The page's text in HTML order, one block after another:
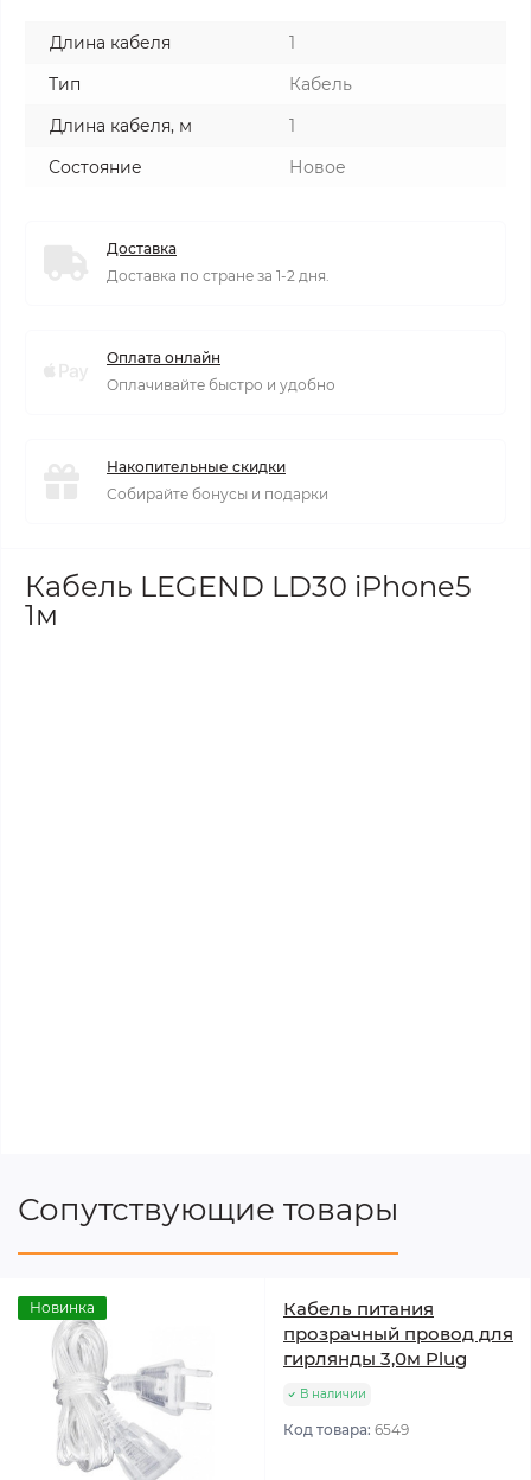
Длина кабеля
1
Тип
Кабель
Длина кабеля, м
1
Состояние
Новое
Доставка
Доставка по стране за 1-2 дня.
Оплата онлайн
Оплачивайте быстро и удобно
Накопительные скидки
Собирайте бонусы и подарки
Кабель LEGEND LD30 iPhone5
1м
Сопутствующие товары
Новинка
Кабель питания
прозрачный провод для
гирлянды 3,0м Plug
В наличии
Код товара: 6549